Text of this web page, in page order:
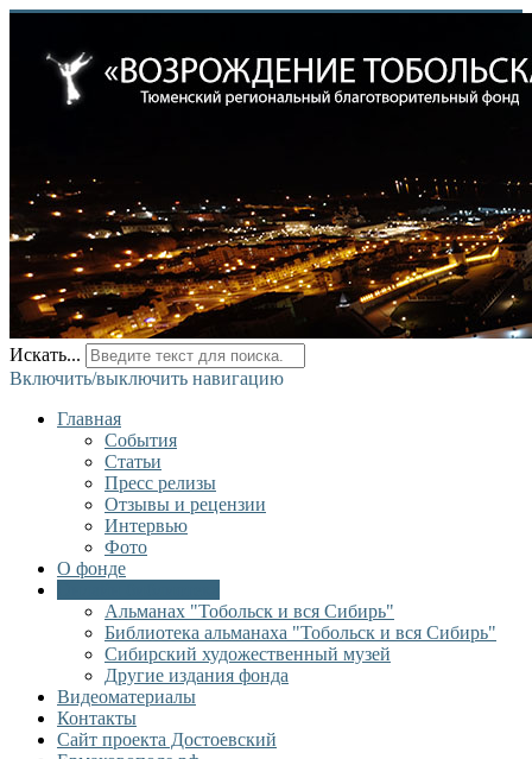
Искать...
Включить/выключить навигацию
Главная
События
Статьи
Пресс релизы
Отзывы и рецензии
Интервью
Фото
О фонде
Альманах "Тобольск и вся Сибирь"
Библиотека альманаха "Тобольск и вся Сибирь"
Сибирский художественный музей
Другие издания фонда
Видеоматериалы
Контакты
Сайт проекта Достоевский